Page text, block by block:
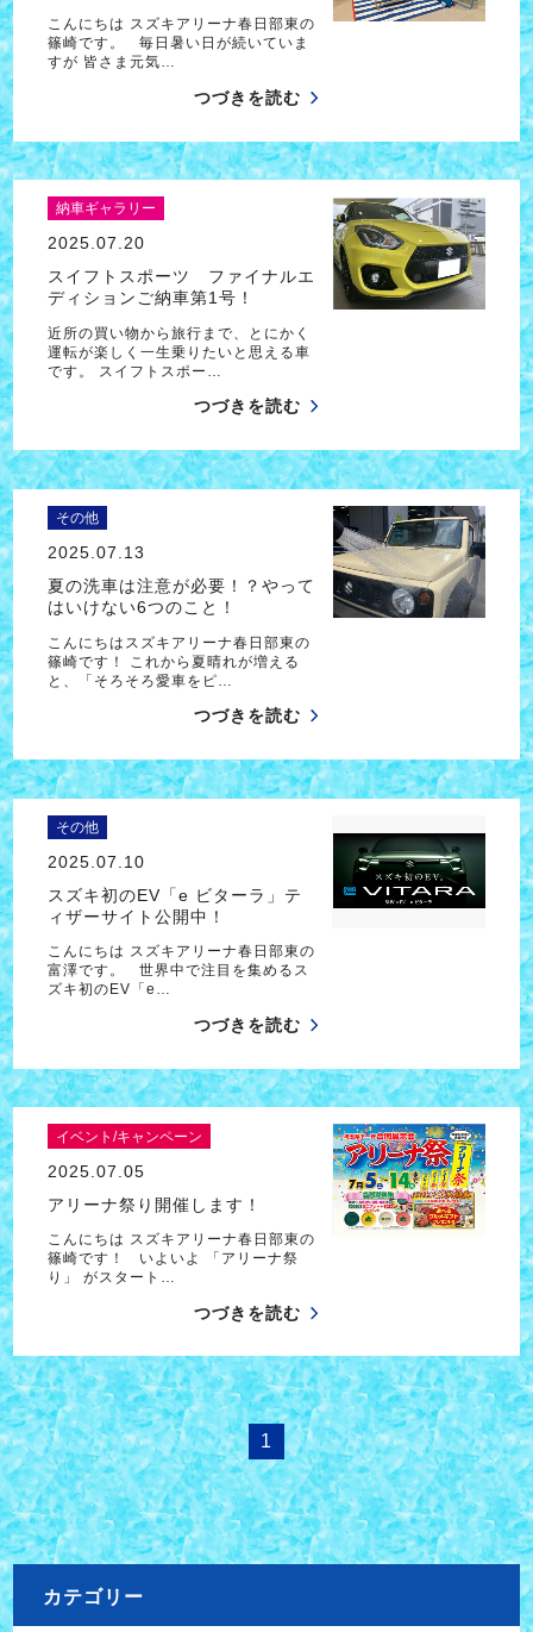
こんにちは スズキアリーナ春日部東の
篠崎です。 毎日暑い日が続いていま
すが 皆さま元気…
つづきを読む
納車ギャラリー
2025.07.20
スイフトスポーツ ファイナルエ
ディションご納車第1号！
近所の買い物から旅行まで、とにかく
運転が楽しく一生乗りたいと思える車
です。 スイフトスポー…
つづきを読む
その他
2025.07.13
夏の洗車は注意が必要！？やって
はいけない6つのこと！
こんにちはスズキアリーナ春日部東の
篠崎です！ これから夏晴れが増える
と、「そろそろ愛車をピ…
つづきを読む
その他
2025.07.10
スズキ初のEV「e ビターラ」テ
ィザーサイト公開中！
こんにちは スズキアリーナ春日部東の
富澤です。 世界中で注目を集めるス
ズキ初のEV「e…
つづきを読む
イベント/キャンペーン
2025.07.05
アリーナ祭り開催します！
こんにちは スズキアリーナ春日部東の
篠崎です！ いよいよ 「アリーナ祭
り」 がスタート…
つづきを読む
1
カテゴリー